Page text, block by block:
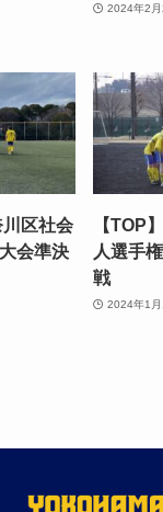
2024年2月
川区社会
会準決
【TOP
人選手
戦
2024年1月